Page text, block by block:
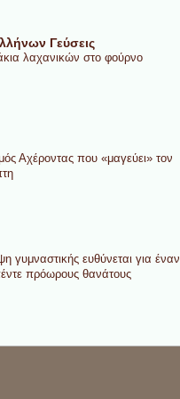
Γεύσεις
λαχανικών στο φούρνο
Αχέροντας που «μαγεύει» τον
γυμναστικής ευθύνεται για έναν
πρόωρους θανάτους